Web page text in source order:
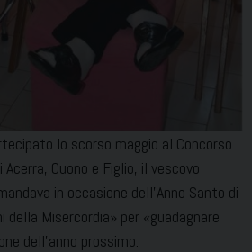
lo scorso maggio al Concorso
Cuono e Figlio, il vescovo
in occasione dell’Anno Santo di
della Misercordia» per «guadagnare
dell’anno prossimo.